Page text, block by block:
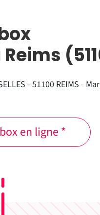
Reims
- 51100 REIMS -
Réserver ce box en ligne *